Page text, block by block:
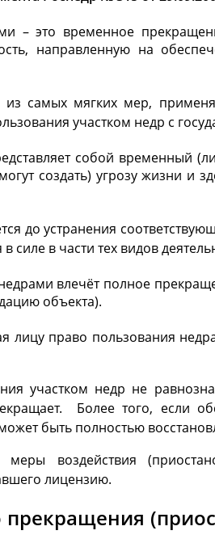
– это временное
направленную на
самых мягких мер,
участком недр с
собой временный
создать) угрозу жизни
до устранения
силе в части тех видов
влечёт полное
объекта).
право пользования
участком недр не
Более того, если
быть полностью
воздействия
лицензию.